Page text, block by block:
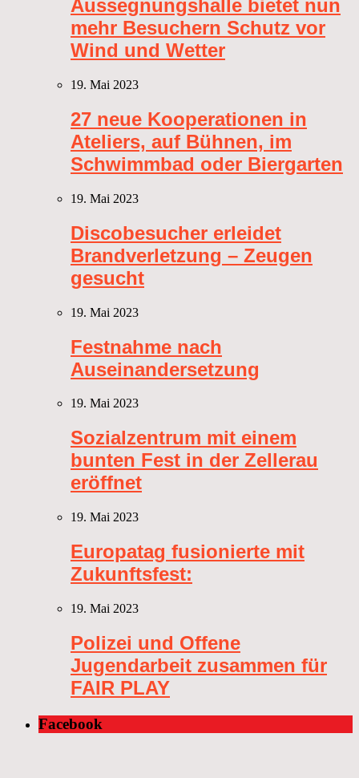
Aussegnungshalle bietet nun
mehr Besuchern Schutz vor
Wind und Wetter
19. Mai 2023
27 neue Kooperationen in
Ateliers, auf Bühnen, im
Schwimmbad oder Biergarten
19. Mai 2023
Discobesucher erleidet
Brandverletzung – Zeugen
gesucht
19. Mai 2023
Festnahme nach
Auseinandersetzung
19. Mai 2023
Sozialzentrum mit einem
bunten Fest in der Zellerau
eröffnet
19. Mai 2023
Europatag fusionierte mit
Zukunftsfest:
19. Mai 2023
Polizei und Offene
Jugendarbeit zusammen für
FAIR PLAY
Facebook